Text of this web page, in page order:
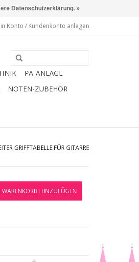
Konto / Kundenkonto anlegen
PA-ANLAGE
NOTEN-ZUBEHÖR
GRIFFTABELLE FÜR GITARRE
HINZUFÜGEN
Datenschutzerklärung. »